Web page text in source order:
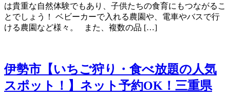
は貴重な自然体験でもあり、子供たちの食育にもつながるこ
とでしょう！ ベビーカーで入れる農園や、電車やバスで行
ける農園など様々。 また、複数の品 […]
伊勢市【いちご狩り・食べ放題の人気
スポット！】ネット予約OK！三重県